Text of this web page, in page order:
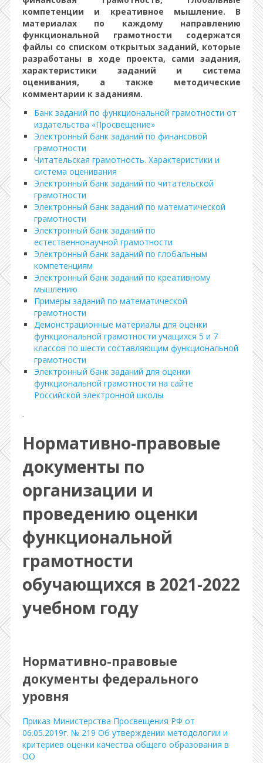
компетенции и креативное мышление. В
материалах по каждому направлению
функциональной грамотности содержатся
файлы со списком открытых заданий, которые
разработаны в ходе проекта, сами задания,
характеристики заданий и система
оценивания, а также методические
комментарии к заданиям.
Банк заданий по функциональной грамотности от
издательства «Просвещение»
Электронный банк заданий по финансовой
грамотности
Читательская грамотность. Характеристики и
система оценивания
Электронный банк заданий по читательской
грамотности
Электронный банк заданий по математической
грамотности
Электронный банк заданий по
естественнонаучной грамотности
Электронный банк заданий по глобальным
компетенциям
Электронный банк заданий по креативному
мышлению
Примеры заданий по математической
грамотности
Демонстрационные материалы для оценки
функциональной грамотности учащихся 5 и 7
классов по шести составляющим функциональной
грамотности
Электронный банк заданий для оценки
функциональной грамотности на сайте
Российской электронной школы
.
Нормативно-правовые
документы по
организации и
проведению оценки
функциональной
грамотности
обучающихся в 2021-2022
учебном году
Нормативно-правовые
документы федерального
уровня
Приказ Министерства Просвещения РФ от
06.05.2019г. № 219 Об утверждении методологии и
критериев оценки качества общего образования в
ОО